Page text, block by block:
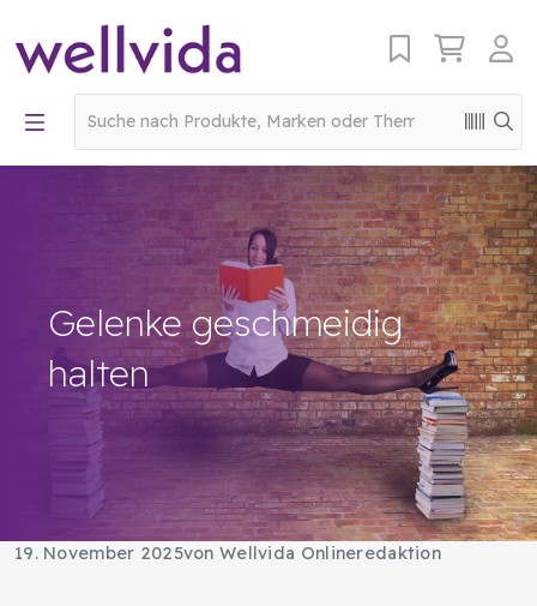
Gelenke geschmeidig
halten
19. November 2025von Wellvida Onlineredaktion